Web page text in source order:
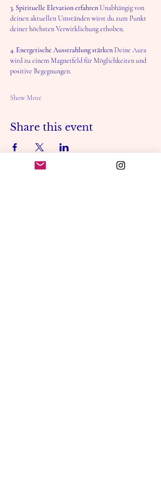
3. Spirituelle Elevation erfahren Unabhängig von
deinen aktuellen Umständen wirst du zum Punkt
deiner höchsten Verwirklichung erhoben.
4. Energetische Ausstrahlung stärken Deine Aura
wird zu einem Magnetfeld für Möglichkeiten und
positive Begegnungen.
Show More
Share this event